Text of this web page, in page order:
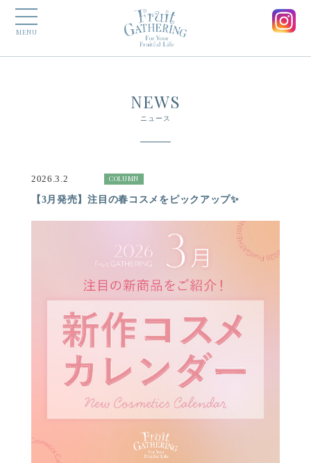
MENU
NEWS
ニュース
2026.3.2 COLUMN
【3月発売】注目の春コスメをピックアップ✨